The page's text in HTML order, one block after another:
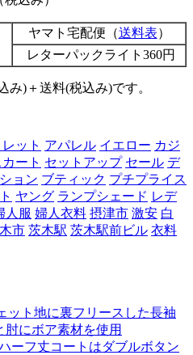
ヤマト宅配便（送料表）
レターパックライト360円
み)＋送料(税込み)です。
ット アパレル イエロー カジ
カート セットアップ セール デ
ョン ブティック プチプライス
ヤング ランプシェード レデ
人服 婦人衣料 摂津市 激安 白
市 茨木駅 茨木駅前ビル 衣料
ット地に裏フリースした長袖
にボア素材を使用
ーフ丈コートはダブルボタン